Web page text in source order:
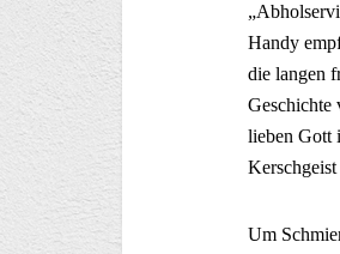
Handy
die langen
Geschichte
lieben Gott
Um